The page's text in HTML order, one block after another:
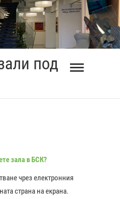
под
зала в БСК?
чрез електронния
страна на екрана.